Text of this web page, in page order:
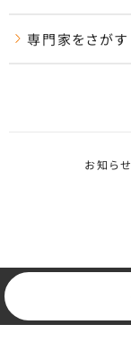
専門家をさがす
お知らせ